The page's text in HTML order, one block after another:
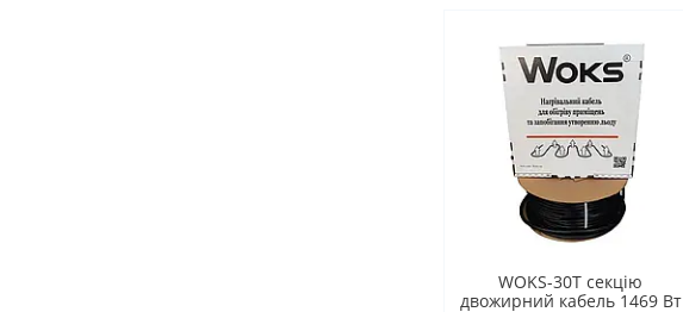
WOKS-30T секцію
двожирний кабель 1469 Вт